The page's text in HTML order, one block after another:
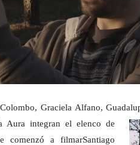
Graciela Alfano,
Aura integran el elenco de
comenzó a filmarSantiago